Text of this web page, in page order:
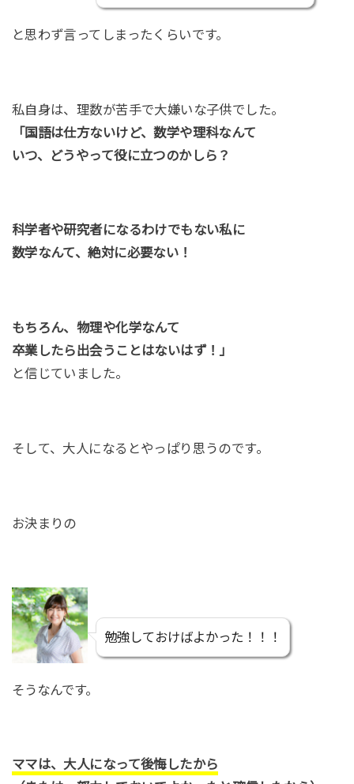
と思わず言ってしまったくらいです。
私自身は、理数が苦手で大嫌いな子供でした。
「国語は仕方ないけど、数学や理科なんて
いつ、どうやって役に立つのかしら？
科学者や研究者になるわけでもない私に
数学なんて、絶対に必要ない！
もちろん、物理や化学なんて
卒業したら出会うことはないはず！」
と信じていました。
そして、大人になるとやっぱり思うのです。
お決まりの
勉強しておけばよかった！！！
そうなんです。
ママは、大人になって後悔したから